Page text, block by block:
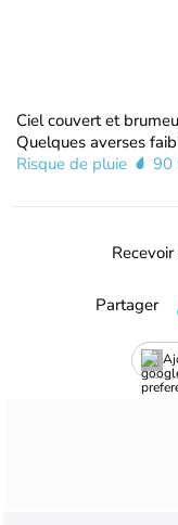
Ciel couvert et
Quelques averses
Risque de pluie
90
Partager